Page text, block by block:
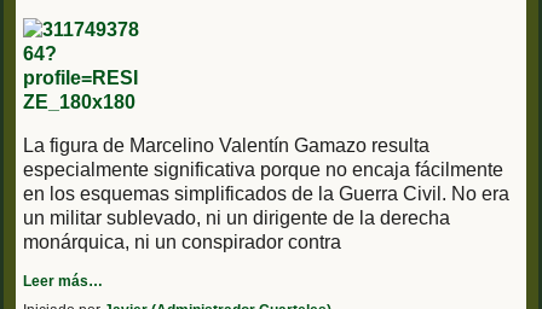
La figura de Marcelino Valentín Gamazo resulta
especialmente significativa porque no encaja fácilmente
en los esquemas simplificados de la Guerra Civil. No era
un militar sublevado, ni un dirigente de la derecha
monárquica, ni un conspirador contra
Leer más…